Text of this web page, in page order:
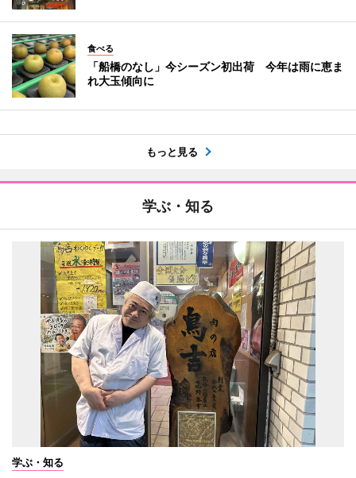
食べる
「船橋のなし」今シーズン初出荷 今年は雨に恵ま
れ大玉傾向に
もっと見る
学ぶ・知る
学ぶ・知る